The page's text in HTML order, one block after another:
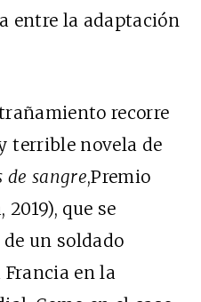
entre la adaptación
recorre
terrible novela de
de sangre,Premio
que se
un soldado
Francia en la